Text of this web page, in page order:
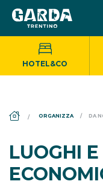
HOTEL&CO
DS_BREADCRUMB.HOME
ORGANIZZA DA
LUOGHI